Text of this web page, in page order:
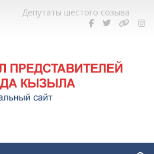
Депутаты шестого созыва